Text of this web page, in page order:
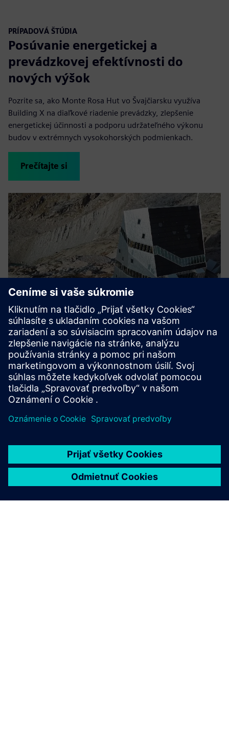
PRÍPADOVÁ ŠTÚDIA
Posúvanie energetickej a
prevádzkovej efektívnosti do
nových výšok
Pozrite sa, ako Monte Rosa Hut vo Švajčiarsku využíva
Building X na diaľkové riadenie prevádzky, zlepšenie
energetickej účinnosti a podporu udržateľného výkonu
budov v extrémnych vysokohorských podmienkach.
Prečítajte si